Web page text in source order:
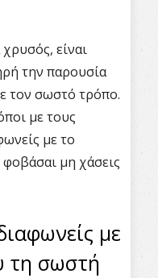
είναι
την παρουσία
τον σωστό τρόπο.
με τους
με το
μη χάσεις
με
τη σωστή